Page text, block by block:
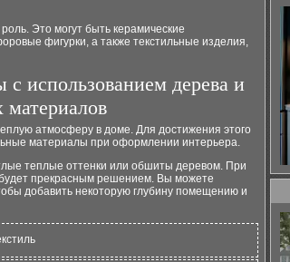
Это могут быть керамические
фигурки, а также текстильные изделия,
использованием дерева и
материалов
атмосферу в доме. Для достижения этого
материалы при оформлении интерьера.
теплые оттенки или обшиты деревом. При
прекрасным решением. Вы можете
добавить некоторую глубину помещению и